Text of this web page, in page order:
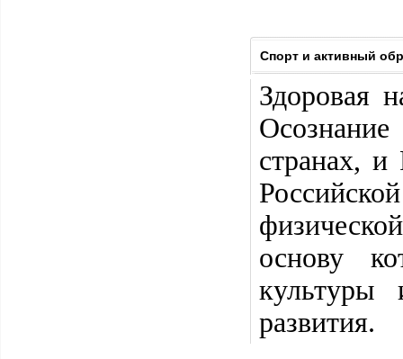
Спорт и активный
Здоровая
странах,
основу
развития.